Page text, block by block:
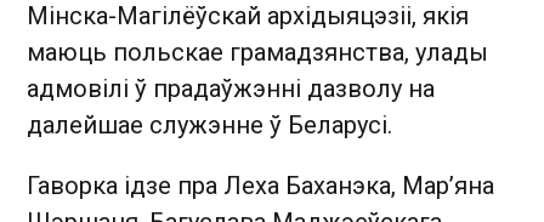
Мінска-Магілёўскай архідыяцэзіі, якія
маюць польскае грамадзянства, улады
адмовілі ў прадаўжэнні дазволу на
далейшае служэнне ў Беларусі.
Гаворка ідзе пра Леха Баханэка, Мар’яна